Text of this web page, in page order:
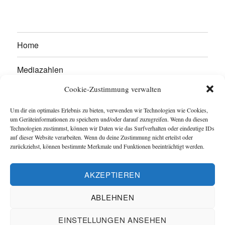
Cookie-Zustimmung verwalten
Um dir ein optimales Erlebnis zu bieten, verwenden wir Technologien wie Cookies,
um Geräteinformationen zu speichern und/oder darauf zuzugreifen. Wenn du diesen
Technologien zustimmst, können wir Daten wie das Surfverhalten oder eindeutige IDs
auf dieser Website verarbeiten. Wenn du deine Zustimmung nicht erteilst oder
zurückziehst, können bestimmte Merkmale und Funktionen beeinträchtigt werden.
AKZEPTIEREN
ABLEHNEN
EINSTELLUNGEN ANSEHEN
Home
Mediazahlen
Werben Sie hier!
Kontakt
Impressum
Cookie-Richtlinie (EU)